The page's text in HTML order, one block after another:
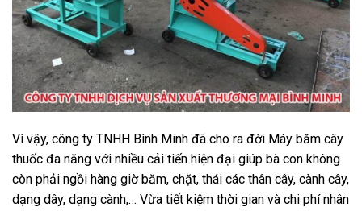
Vì vậy, công ty TNHH Bình Minh đã cho ra đời Máy băm cây
thuốc đa năng với nhiều cải tiến hiện đại giúp bà con không
còn phải ngồi hàng giờ băm, chặt, thái các thân cây, cành cây,
dạng dây, dạng cành,… Vừa tiết kiệm thời gian và chi phí nhân